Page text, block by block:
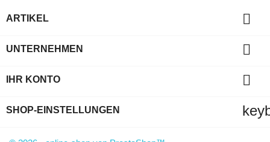
ARTIKEL 
UNTERNEHMEN 
IHR KONTO 
SHOP-EINSTELLUNGEN